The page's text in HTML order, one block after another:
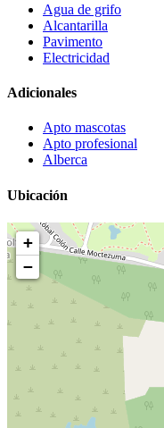
Agua de grifo
Alcantarilla
Pavimento
Electricidad
Adicionales
Apto mascotas
Apto profesional
Alberca
Ubicación
+
−